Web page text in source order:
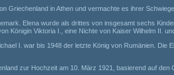
Griechenland in Athen und vermachte es ihrer
Elena wurde als drittes von insgesamt sechs
Königin Viktoria I., eine Nichte von Kaiser Wilhelm II.
I. war bis 1948 der letzte König von Rumänien. Die
zur Hochzeit am 10. März 1921, basierend auf den